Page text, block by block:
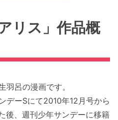
リス」作品概
羽呂の漫画です。
デーSにて2010年12月号から
後、週刊少年サンデーに移籍